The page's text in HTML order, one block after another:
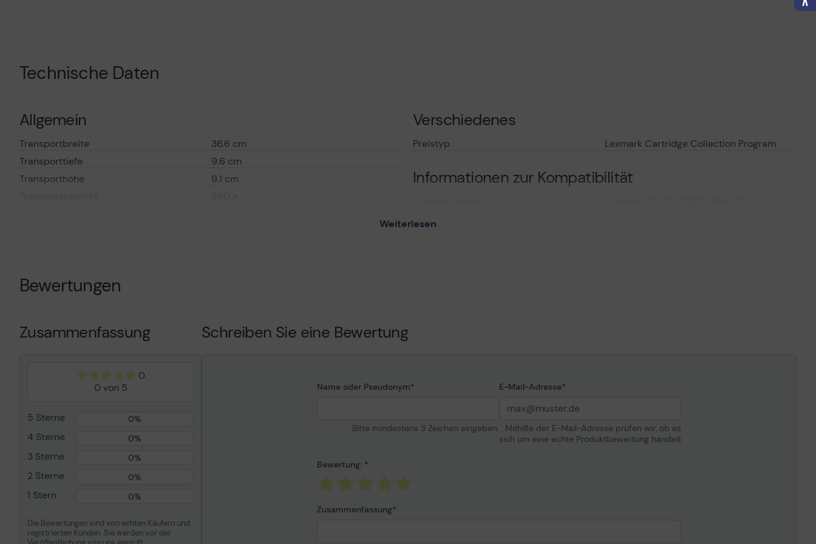
Technische Daten
Allgemein
Transportbreite
36.6 cm
Transporttiefe
9.6 cm
Transporthöhe
9.1 cm
Farbe
Patronenleistung
Hohe Ergiebigkeit
Verschiedenes
Preistyp Lexmark Cartridge Collection Program
Informationen zur Kompatibilität
Weiterlesen
Bewertungen
Zusammenfassung
0
0 von 5
5 Sterne 0%
4 Sterne 0%
3 Sterne 0%
2 Sterne 0%
1 Stern 0%
Die Bewertungen sind von echten Käufern und
registrierten Kunden. Sie werden vor der
Schreiben Sie eine Bewertung
Name oder Pseudonym
Bitte mindestens 3 Zeichen eingeben.
E-Mail-Adresse
Mithilfe der E-Mail-Adresse prüfen wir, ob es
sich um eine echte Produktbewertung handelt
Bewertung:
Zusammenfassung